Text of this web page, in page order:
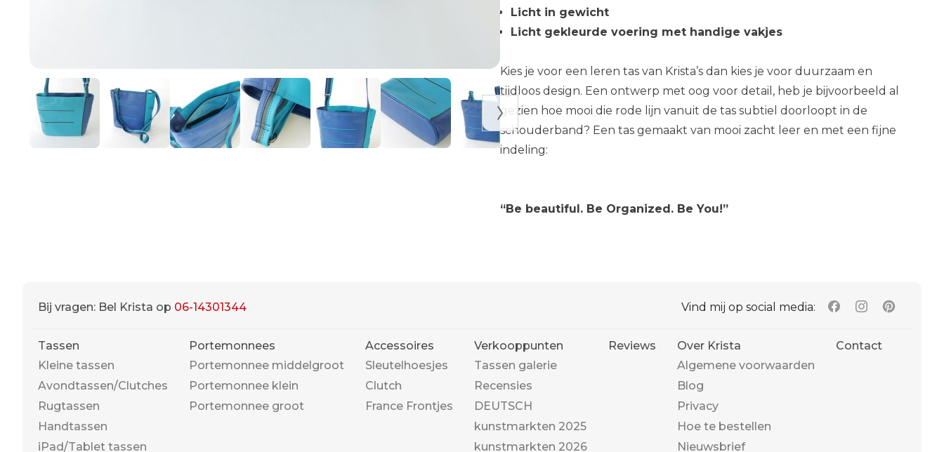
Licht in gewicht
Licht gekleurde voering met handige vakjes
Kies je voor een leren tas van Krista’s dan kies je voor duurzaam en
tijdloos design. Een ontwerp met oog voor detail, heb je bijvoorbeeld al
gezien hoe mooi die rode lijn vanuit de tas subtiel doorloopt in de
schouderband? Een tas gemaakt van mooi zacht leer en met een fijne
indeling:
“Be beautiful. Be Organized. Be You!”
Bij vragen: Bel Krista op 06-14301344 Vind mij op social media:
Tassen
Kleine tassen
Avondtassen/Clutches
Rugtassen
Handtassen
iPad/Tablet tassen
Portemonnees
Portemonnee middelgroot
Portemonnee klein
Portemonnee groot
Accessoires
Sleutelhoesjes
Clutch
France Frontjes
Verkooppunten
Tassen galerie
Recensies
DEUTSCH
kunstmarkten 2025
kunstmarkten 2026
Reviews
Over Krista
Algemene voorwaarden
Blog
Privacy
Hoe te bestellen
Nieuwsbrief
Contact